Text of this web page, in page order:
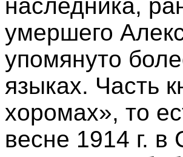
наследника,
умершего
упомянуто
языках. Часть
хоромах», то
весне 1914 г. в